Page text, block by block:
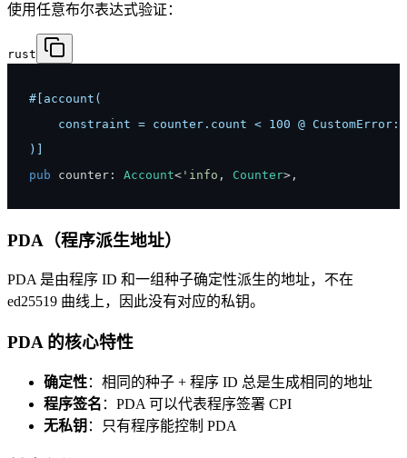
使用任意布尔表达式验证：
rust
)]
pub counter : Account< 'info , Counter> ,
PDA（程序派生地址）
PDA 是由程序 ID 和一组种子确定性派生的地址，不在
ed25519 曲线上，因此没有对应的私钥。
PDA 的核心特性
确定性：相同的种子 + 程序 ID 总是生成相同的地址
程序签名 ：PDA 可以代表程序签署 CPI
无私钥 ：只有程序能控制 PDA